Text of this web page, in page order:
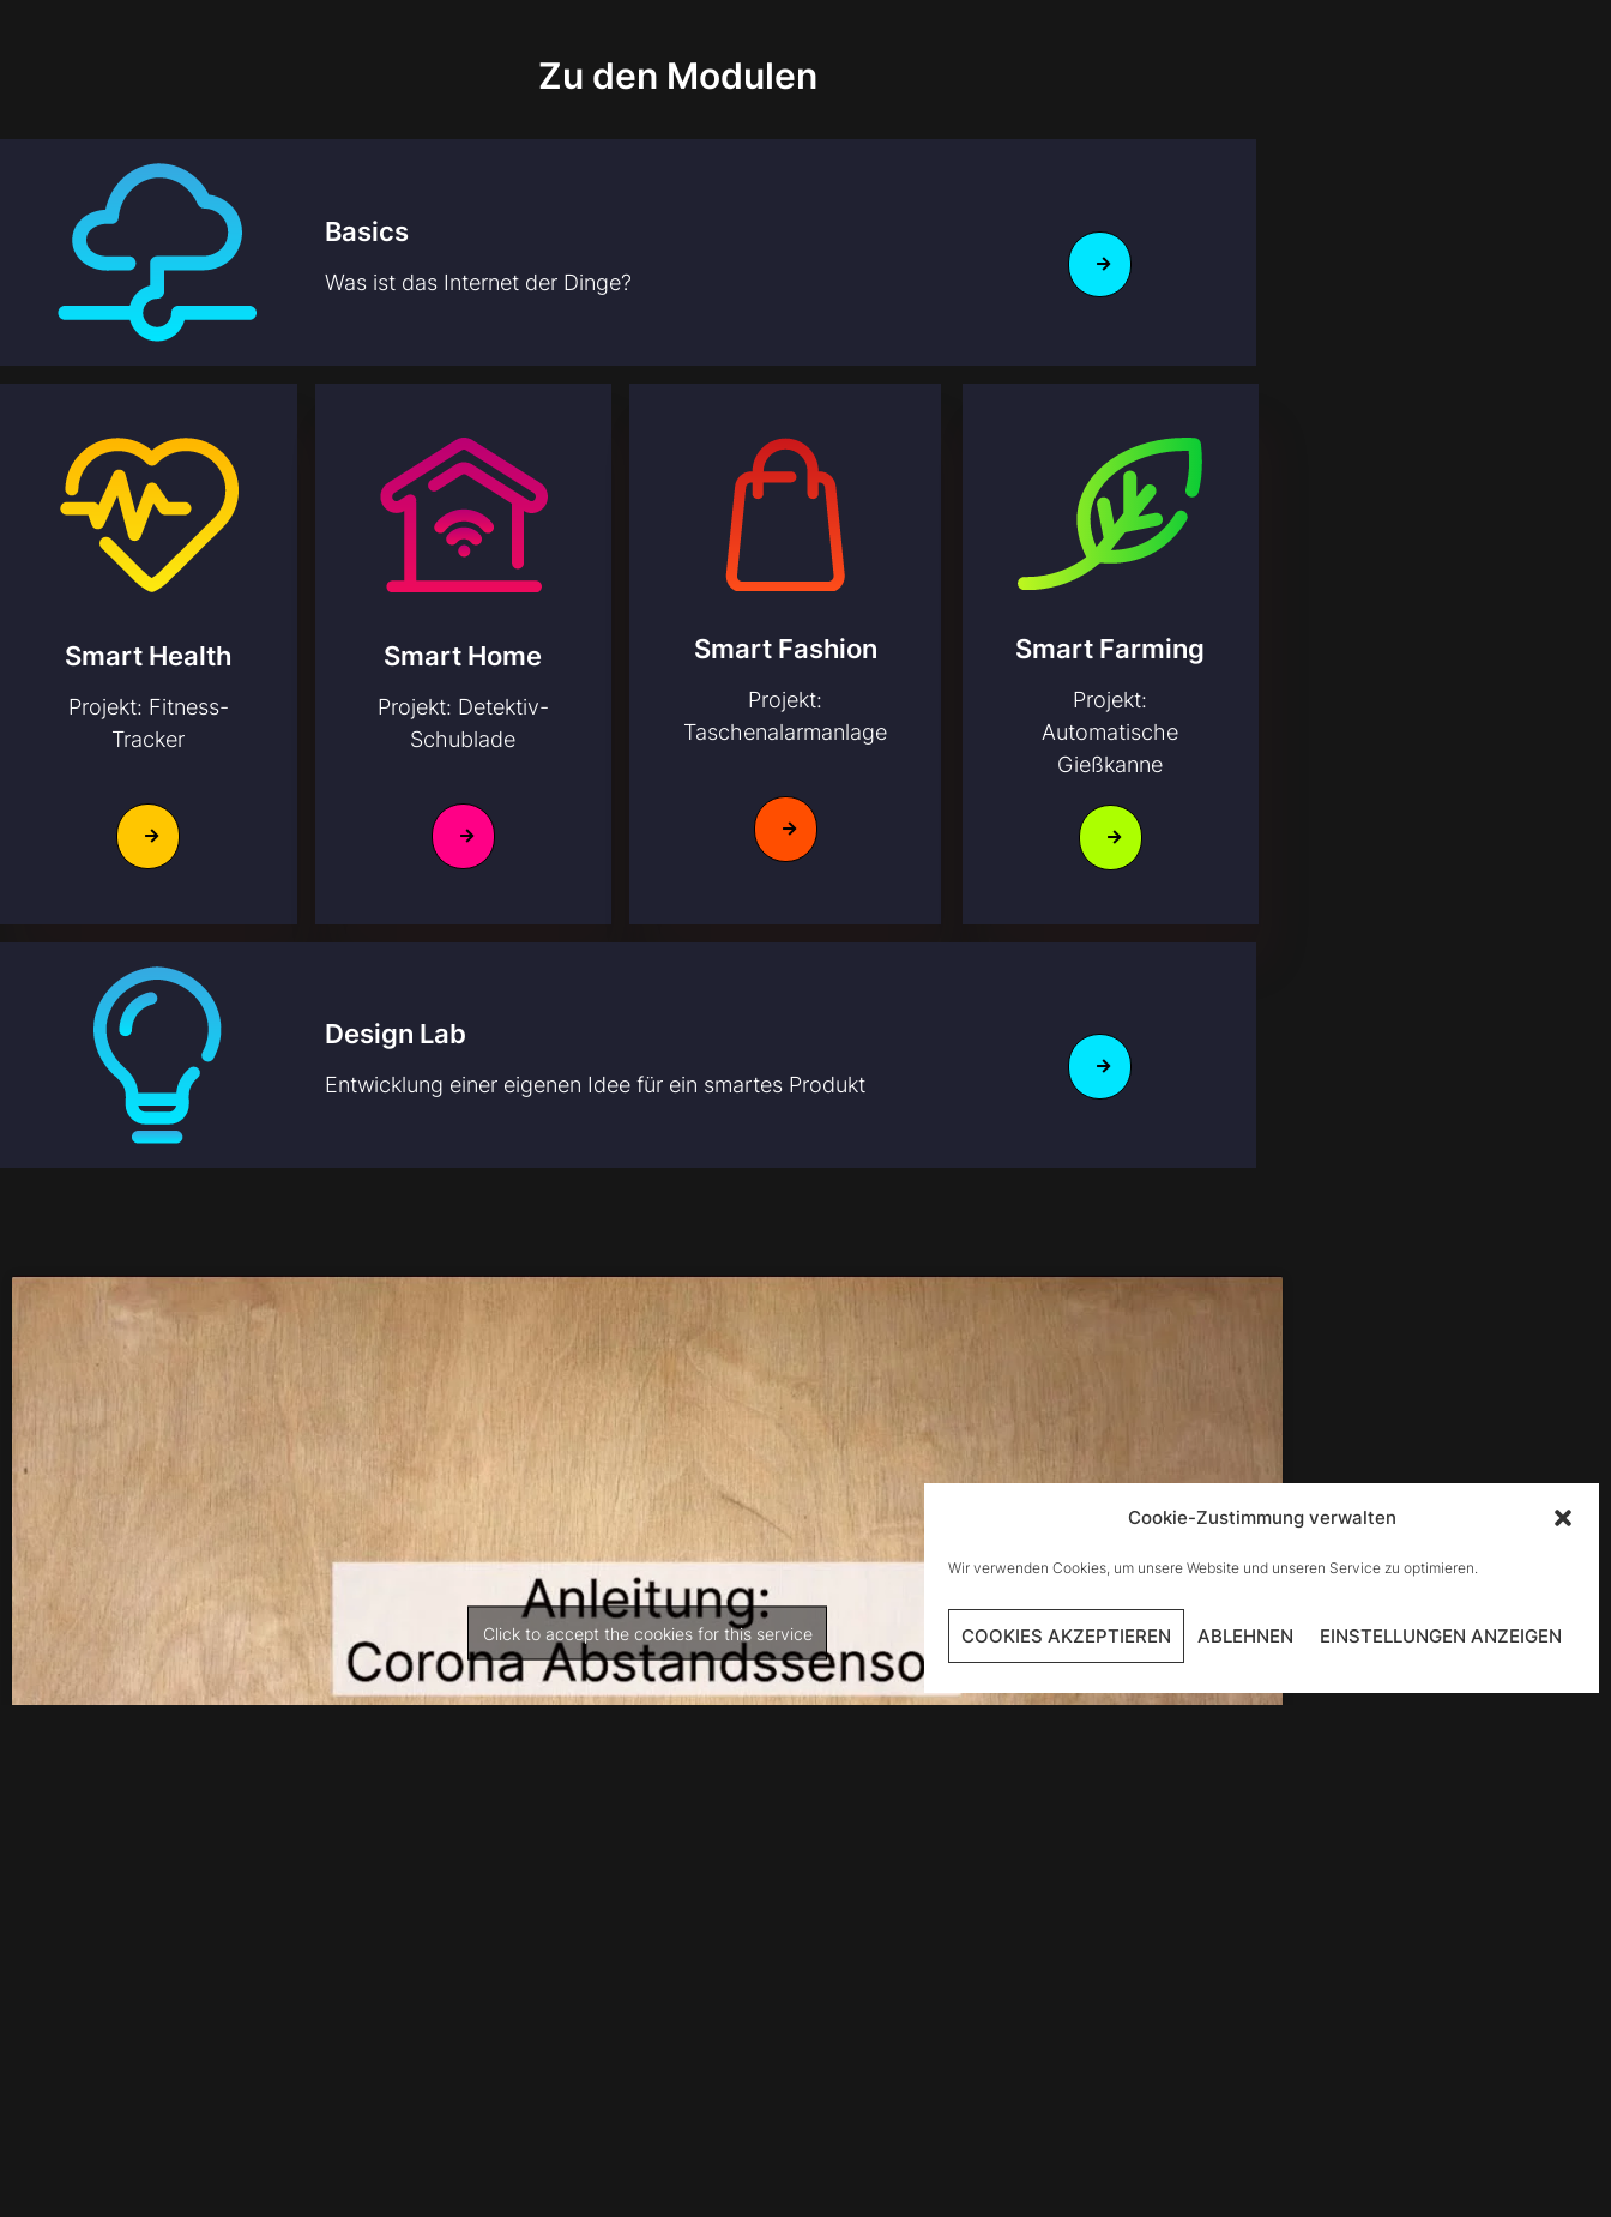
Cookie-Zustimmung verwalten
Wir verwenden Cookies, um unsere Website und unseren Service zu optimieren.
COOKIES AKZEPTIEREN ABLEHNEN EINSTELLUNGEN ANZEIGEN
Zu den Modulen
Basics
Was ist das Internet der Dinge?
Smart Health
Projekt: Fitness-
Tracker
Smart Home
Projekt: Detektiv-
Schublade
Smart Fashion
Projekt:
Taschenalarmanlage
Smart Farming
Projekt:
Automatische
Gießkanne
Design Lab
Entwicklung einer eigenen Idee für ein smartes Produkt
Click to accept the cookies for this service